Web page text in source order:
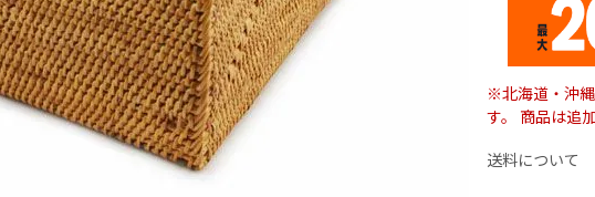
※北海道・沖
す。 商品は追
送料について